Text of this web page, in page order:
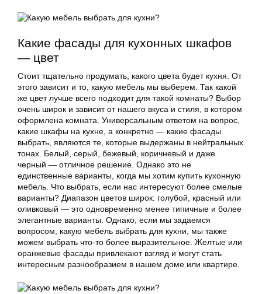
Какие фасады для кухонных шкафов
— цвет
Стоит тщательно продумать, какого цвета будет кухня. От
этого зависит и то, какую мебель мы выберем. Так какой
же цвет лучше всего подходит для такой комнаты? Выбор
очень широк и зависит от нашего вкуса и стиля, в котором
оформлена комната. Универсальным ответом на вопрос,
какие шкафы на кухне, а конкретно — какие фасады
выбрать, являются те, которые выдержаны в нейтральных
тонах. Белый, серый, бежевый, коричневый и даже
черный — отличное решение. Однако это не
единственные варианты, когда мы хотим купить кухонную
мебель. Что выбрать, если нас интересуют более смелые
варианты? Диапазон цветов широк: голубой, красный или
оливковый — это одновременно менее типичные и более
элегантные варианты. Однако, если мы задаемся
вопросом, какую мебель выбрать для кухни, мы также
можем выбрать что-то более выразительное. Желтые или
оранжевые фасады привлекают взгляд и могут стать
интересным разнообразием в нашем доме или квартире.